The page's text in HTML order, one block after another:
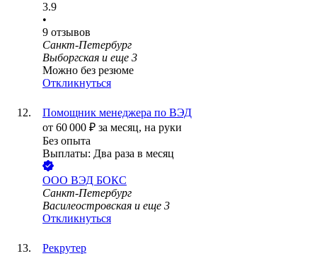
3.9
•
9 отзывов
Санкт-Петербург
Выборгская и еще 3
Можно без резюме
Откликнуться
Помощник менеджера по ВЭД
от 60 000 ₽ за месяц, на руки
Без опыта
Выплаты: Два раза в месяц
ООО ВЭД БОКС
Санкт-Петербург
Василеостровская и еще 3
Откликнуться
Рекрутер